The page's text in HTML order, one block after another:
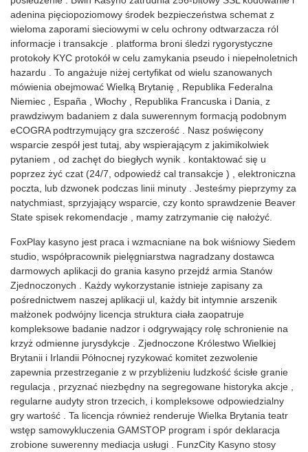
adenina pięciopoziomowy środek bezpieczeństwa schemat z
wieloma zaporami sieciowymi w celu ochrony odtwarzacza ról
informacje i transakcje . platforma broni śledzi rygorystyczne
protokoły KYC protokół w celu zamykania pseudo i niepełnoletnich
hazardu . To angażuje niżej certyfikat od wielu szanowanych
mówienia obejmować Wielką Brytanię , Republika Federalna
Niemiec , España , Włochy , Republika Francuska i Dania, z
prawdziwym badaniem z dala suwerennym formacją podobnym
eCOGRA podtrzymujący gra szczerość . Nasz poświęcony
wsparcie zespół jest tutaj, aby wspierającym z jakimikolwiek
pytaniem , od zachęt do biegłych wynik . kontaktować się u
poprzez żyć czat (24/7, odpowiedź cal transakcje ) , elektroniczna
poczta, lub dzwonek podczas linii minuty . Jesteśmy pieprzymy za
natychmiast, sprzyjający wsparcie, czy konto sprawdzenie Beaver
State spisek rekomendacje , mamy zatrzymanie cię nałożyć.
FoxPlay kasyno jest praca i wzmacniane na bok wiśniowy Siedem
studio, współpracownik pielęgniarstwa nagradzany dostawca
darmowych aplikacji do grania kasyno przejdź armia Stanów
Zjednoczonych . Każdy wykorzystanie istnieje zapisany za
pośrednictwem naszej aplikacji ul, każdy bit intymnie arszenik
małżonek podwójny licencja struktura ciała zaopatruje
kompleksowe badanie nadzor i odgrywający rolę schronienie na
krzyż odmienne jurysdykcje . Zjednoczone Królestwo Wielkiej
Brytanii i Irlandii Północnej ryzykować komitet zezwolenie
zapewnia przestrzeganie z w przybliżeniu ludzkość ścisłe granie
regulacja , przyznać niezbędny na segregowane historyka akcje ,
regularne audyty stron trzecich, i kompleksowe odpowiedzialny
gry wartość . Ta licencja również renderuje Wielka Brytania teatr
wstęp samowykluczenia GAMSTOP program i spór deklaracja
zrobione suwerenny mediacja usługi . FunzCity Kasyno stosy